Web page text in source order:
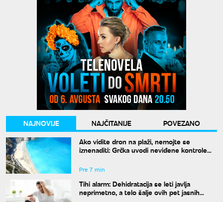
NAJNOVIJE NAJČITANIJE
POVEZANO
Ako vidite dron na plaži, nemojte se
iznenaditi: Grčka uvodi neviđene kontrole
Pre 7 min
Tihi alarm: Dehidratacija se leti javlja
neprimetno, a telo šalje ovih pet jasnih